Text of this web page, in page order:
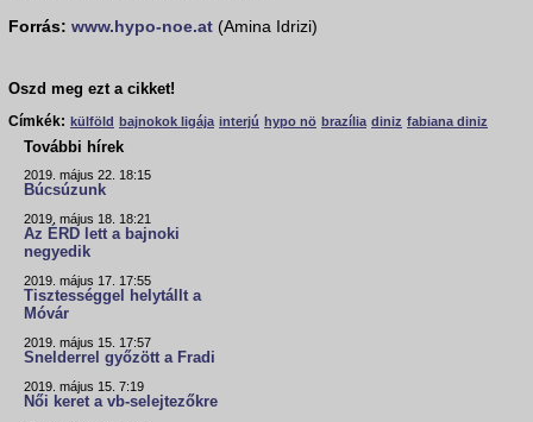
Forrás: www.hypo-noe.at (Amina Idrizi)
Oszd meg ezt a cikket!
Címkék: külföld bajnokok ligája interjú hypo nö brazília diniz fabiana diniz
További hírek
2019. május 22. 18:15
Búcsúzunk
2019. május 18. 18:21
Az ÉRD lett a bajnoki
negyedik
2019. május 17. 17:55
Tisztességgel helytállt a
Móvár
2019. május 15. 17:57
Snelderrel győzött a Fradi
2019. május 15. 7:19
Női keret a vb-selejtezőkre